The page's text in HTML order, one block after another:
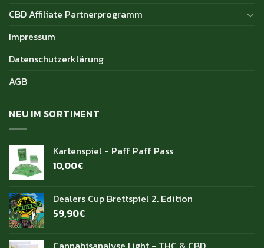
CBD Affiliate Partnerprogramm
Impressum
Datenschutzerklärung
AGB
NEU IM SORTIMENT
Kartenspiel - Paff Paff Pass
10,00€
Dealers Cup Brettspiel 2. Edition
59,90€